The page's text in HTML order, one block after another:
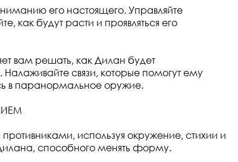
его настоящего. Управляйте
как будут расти и проявляться его
вам решать, как Дилан будет
связи, которые помогут ему
в паранормальное оружие.
используя окружение, стихии и
способного менять форму.